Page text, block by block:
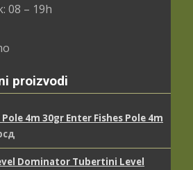
08 – 19h
proizvodi
Enter Fishes Pole 4m
Tubertini Level